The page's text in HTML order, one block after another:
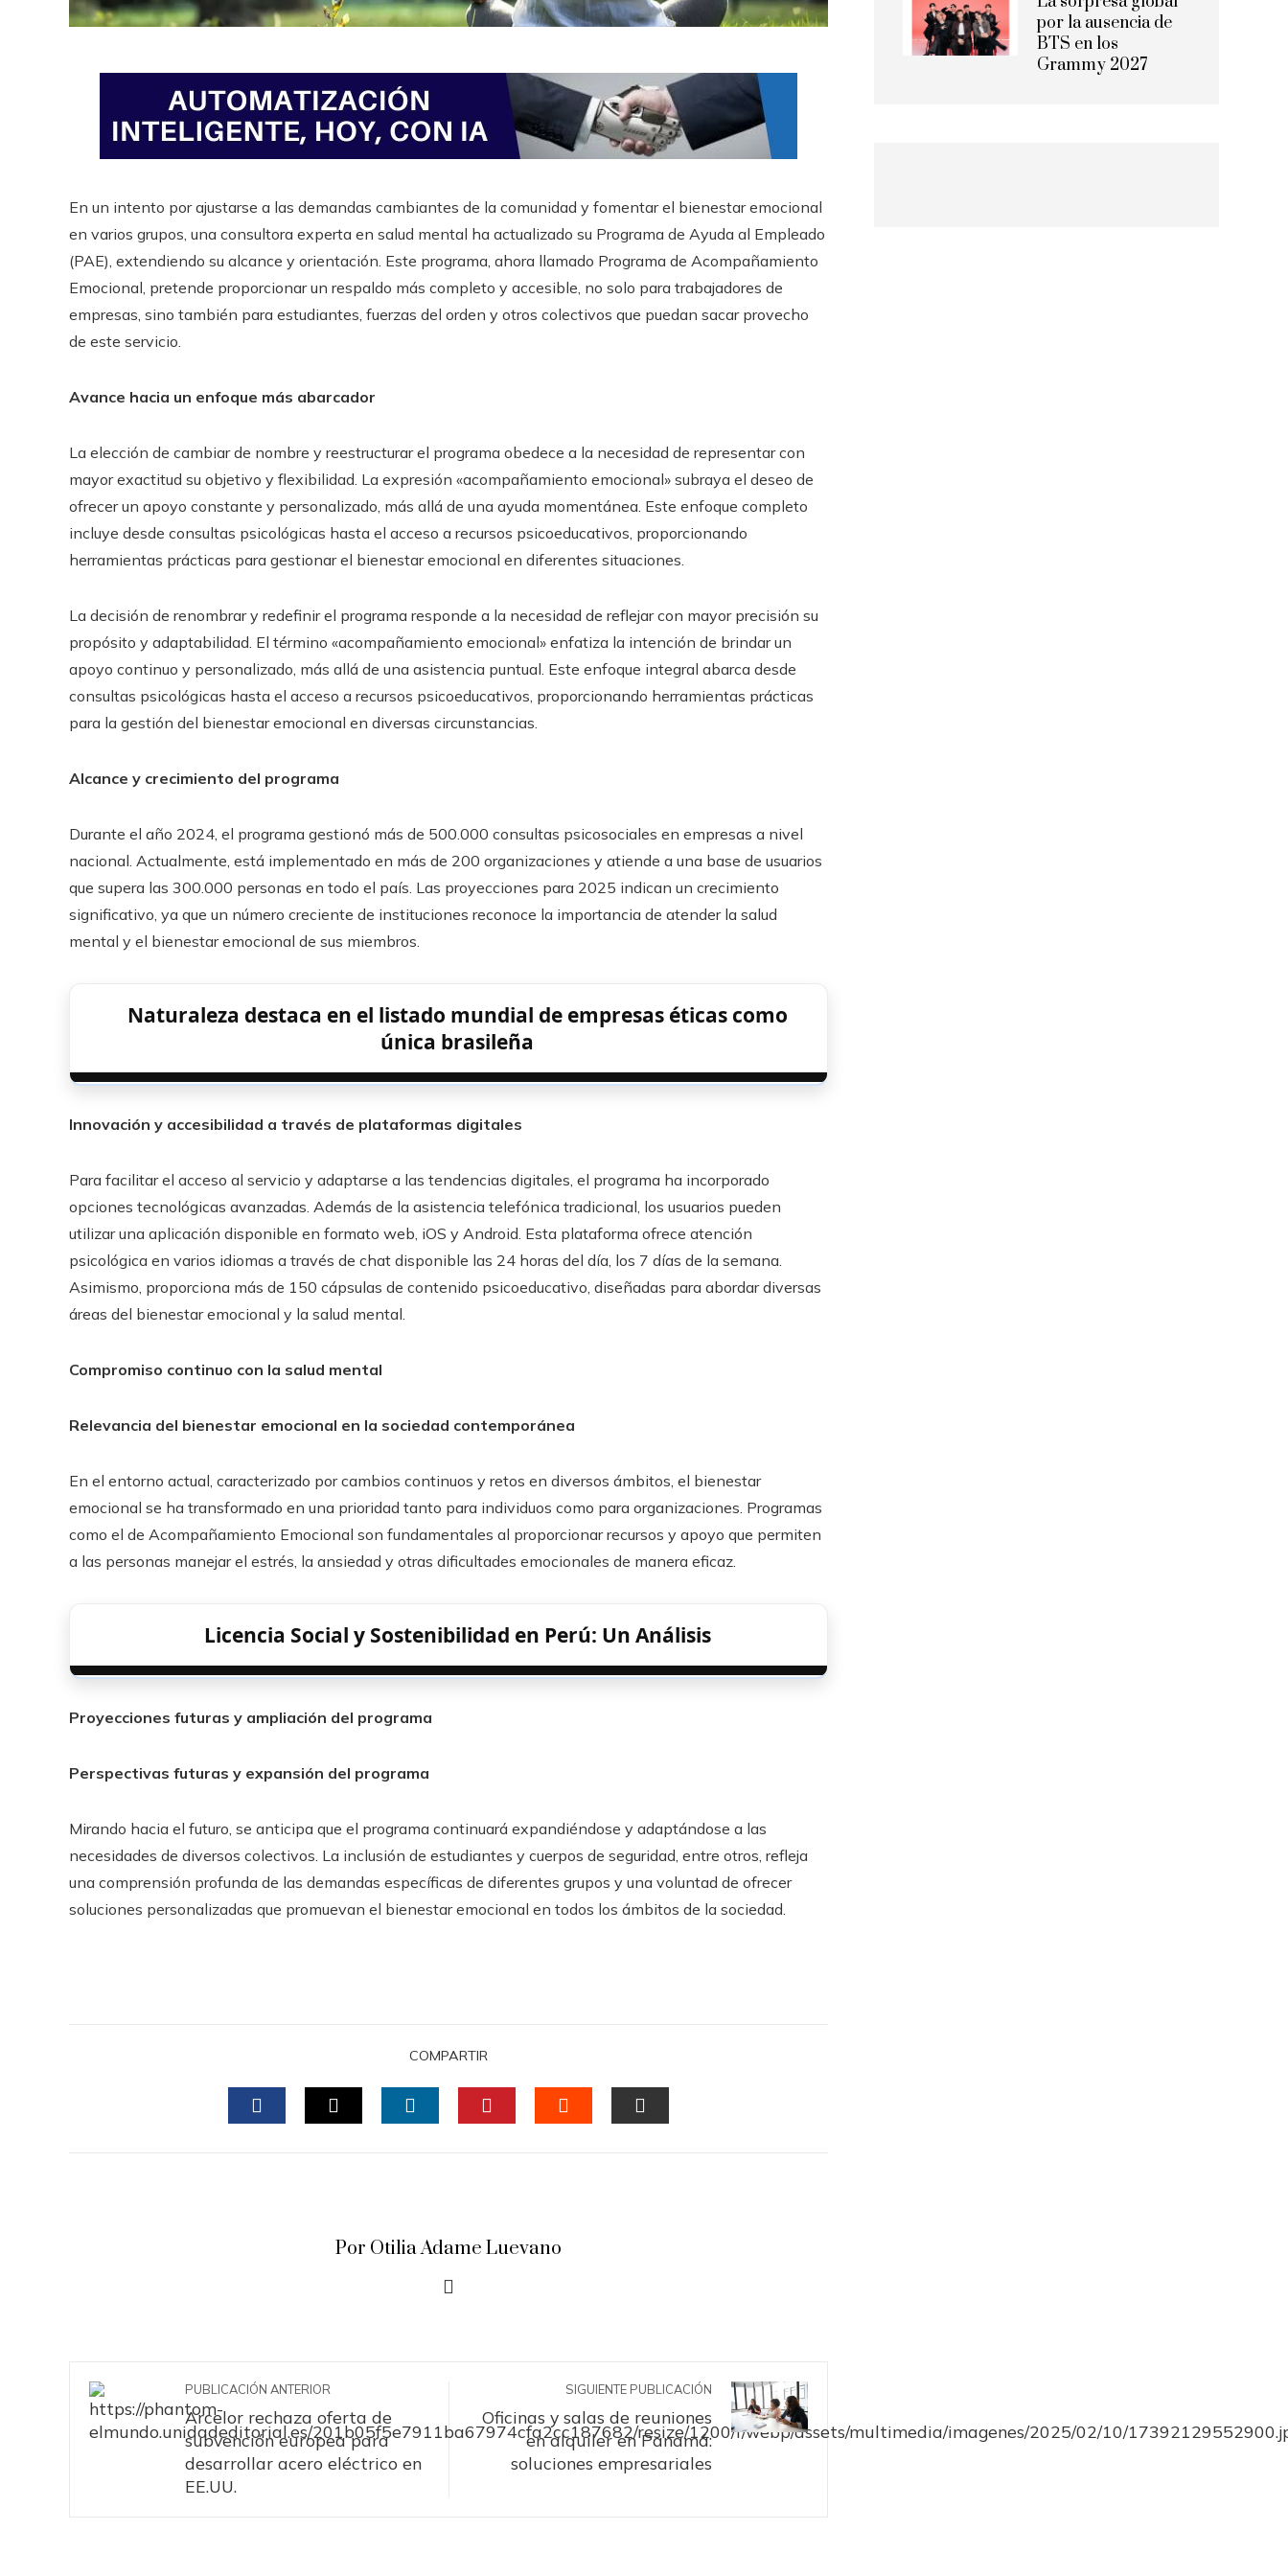
En un intento por ajustarse a las demandas cambiantes de la comunidad y fomentar el bienestar emocional
en varios grupos, una consultora experta en salud mental ha actualizado su Programa de Ayuda al Empleado
(PAE), extendiendo su alcance y orientación. Este programa, ahora llamado Programa de Acompañamiento
Emocional, pretende proporcionar un respaldo más completo y accesible, no solo para trabajadores de
empresas, sino también para estudiantes, fuerzas del orden y otros colectivos que puedan sacar provecho
de este servicio.
Avance hacia un enfoque más abarcador
La elección de cambiar de nombre y reestructurar el programa obedece a la necesidad de representar con
mayor exactitud su objetivo y flexibilidad. La expresión «acompañamiento emocional» subraya el deseo de
ofrecer un apoyo constante y personalizado, más allá de una ayuda momentánea. Este enfoque completo
incluye desde consultas psicológicas hasta el acceso a recursos psicoeducativos, proporcionando
herramientas prácticas para gestionar el bienestar emocional en diferentes situaciones.
La decisión de renombrar y redefinir el programa responde a la necesidad de reflejar con mayor precisión su
propósito y adaptabilidad. El término «acompañamiento emocional» enfatiza la intención de brindar un
apoyo continuo y personalizado, más allá de una asistencia puntual. Este enfoque integral abarca desde
consultas psicológicas hasta el acceso a recursos psicoeducativos, proporcionando herramientas prácticas
para la gestión del bienestar emocional en diversas circunstancias.
Alcance y crecimiento del programa
Durante el año 2024, el programa gestionó más de 500.000 consultas psicosociales en empresas a nivel
nacional. Actualmente, está implementado en más de 200 organizaciones y atiende a una base de usuarios
que supera las 300.000 personas en todo el país. Las proyecciones para 2025 indican un crecimiento
significativo, ya que un número creciente de instituciones reconoce la importancia de atender la salud
mental y el bienestar emocional de sus miembros.
Naturaleza destaca en el listado mundial de empresas éticas como
única brasileña
Innovación y accesibilidad a través de plataformas digitales
Para facilitar el acceso al servicio y adaptarse a las tendencias digitales, el programa ha incorporado
opciones tecnológicas avanzadas. Además de la asistencia telefónica tradicional, los usuarios pueden
utilizar una aplicación disponible en formato web, iOS y Android. Esta plataforma ofrece atención
psicológica en varios idiomas a través de chat disponible las 24 horas del día, los 7 días de la semana.
Asimismo, proporciona más de 150 cápsulas de contenido psicoeducativo, diseñadas para abordar diversas
áreas del bienestar emocional y la salud mental.
Compromiso continuo con la salud mental
Relevancia del bienestar emocional en la sociedad contemporánea
En el entorno actual, caracterizado por cambios continuos y retos en diversos ámbitos, el bienestar
emocional se ha transformado en una prioridad tanto para individuos como para organizaciones. Programas
como el de Acompañamiento Emocional son fundamentales al proporcionar recursos y apoyo que permiten
a las personas manejar el estrés, la ansiedad y otras dificultades emocionales de manera eficaz.
Licencia Social y Sostenibilidad en Perú: Un Análisis
Proyecciones futuras y ampliación del programa
Perspectivas futuras y expansión del programa
Mirando hacia el futuro, se anticipa que el programa continuará expandiéndose y adaptándose a las
necesidades de diversos colectivos. La inclusión de estudiantes y cuerpos de seguridad, entre otros, refleja
una comprensión profunda de las demandas específicas de diferentes grupos y una voluntad de ofrecer
soluciones personalizadas que promuevan el bienestar emocional en todos los ámbitos de la sociedad.
COMPARTIR
Por Otilia Adame Luevano
PUBLICACIÓN ANTERIOR
Arcelor rechaza oferta de
subvención europea para
desarrollar acero eléctrico en
EE.UU.
SIGUIENTE PUBLICACIÓN
Oficinas y salas de reuniones
en alquiler en Panamá:
soluciones empresariales
por la ausencia de
BTS en los
Grammy 2027